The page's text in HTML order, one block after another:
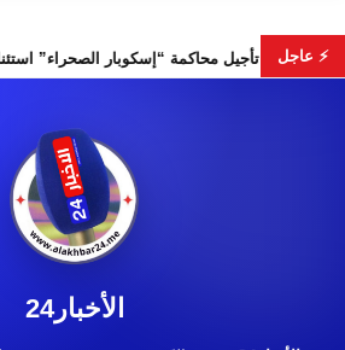
⚡ عاجل
التشريعية تأجيل محاكمة
الأخبار24